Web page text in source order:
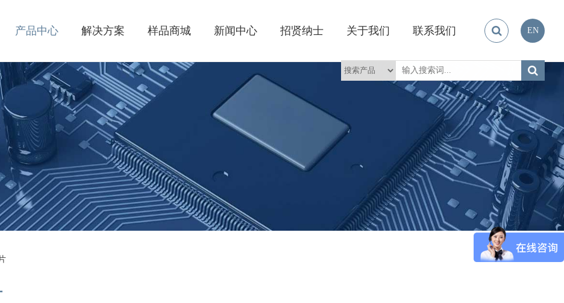
EN
产品中心 解决方案 样品商城 新闻中心 招贤纳士 关于我们 联系我们